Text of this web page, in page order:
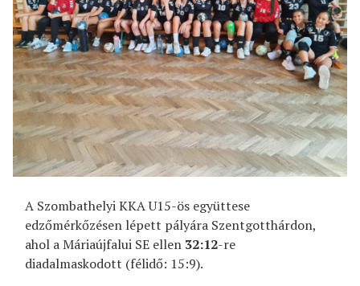
A Szombathelyi KKA U15-ös együttese
edzőmérkőzésen lépett pályára Szentgotthárdon,
ahol a Máriaújfalui SE ellen 32:12-re
diadalmaskodott (félidő: 15:9).